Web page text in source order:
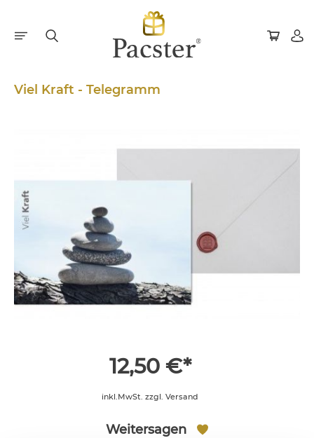
Viel Kraft - Telegramm
12,50 €*
inkl.MwSt. zzgl. Versand
Weitersagen